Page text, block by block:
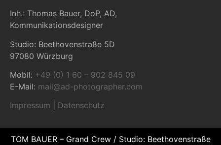
Inh.: Thomas Bauer, DoP, AD,
Kommunikationsdesigner
Studio: Beethovenstraße 5D
97080 Würzburg
Mobil: +49 (0) 1 60 – 902 845 09
E-Mail: mail@ad-photographer.com
Impressum
Datenschutz
TOM BAUER – Grand Crew / Studio: Beethovenstraße